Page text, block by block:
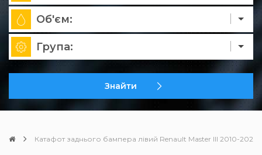
Об'єм:
Група:
Знайти
Катафот заднього бампера лівий Renault Master III 2010-2022